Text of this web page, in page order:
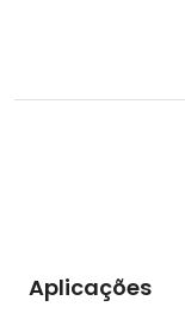
Aplicações